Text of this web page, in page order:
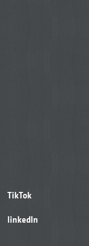
TikTok
linkedIn